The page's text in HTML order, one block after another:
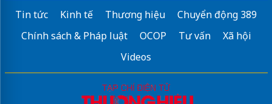
Tin tức Kinh tế Thương hiệu
Chuyển động 389
Chính sách & Pháp luật
OCOP Tư vấn
Xã hội
Videos